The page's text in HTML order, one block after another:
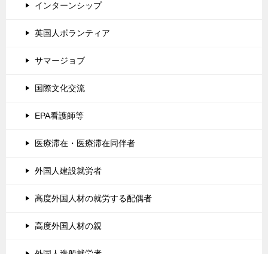
インターンシップ
英国人ボランティア
サマージョブ
国際文化交流
EPA看護師等
医療滞在・医療滞在同伴者
外国人建設就労者
高度外国人材の就労する配偶者
高度外国人材の親